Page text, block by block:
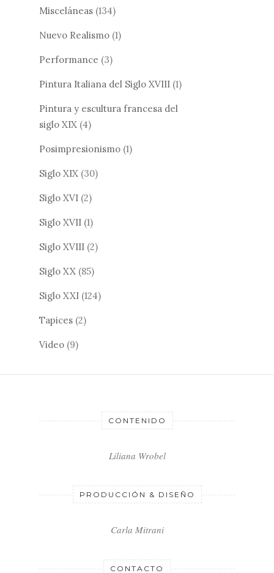
Misceláneas (134)
Nuevo Realismo (1)
Performance (3)
Pintura Italiana del Siglo XVIII (1)
Pintura y escultura francesa del
siglo XIX (4)
Posimpresionismo (1)
Siglo XIX (30)
Siglo XVI (2)
Siglo XVII (1)
Siglo XVIII (2)
Siglo XX (85)
Siglo XXI (124)
Tapices (2)
Video (9)
CONTENIDO
Liliana Wrobel
PRODUCCIÓN & DISEÑO
Carla Mitrani
CONTACTO